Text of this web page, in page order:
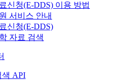
신청(E-DDS) 이용 방법
서비스 안내
신청(E-DDS)
자료 검색
색 API